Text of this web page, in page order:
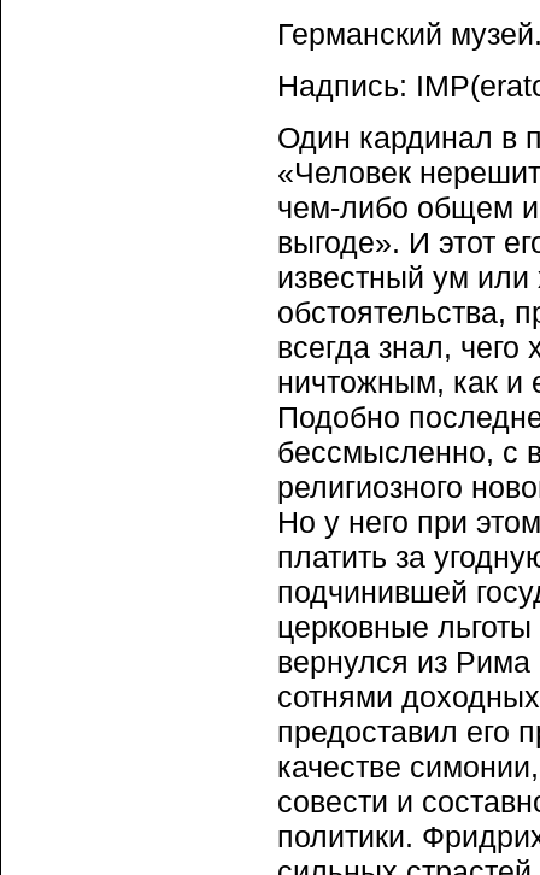
Германский
Надпись:
Один кардинал в
«Человек
чем-либо общем и
выгоде». И этот
известный ум или
обстоятельства,
всегда знал, чего
ничтожным, как и
Подобно
бессмысленно, с
религиозного
Но у него при
платить за
подчинившей
церковные
вернулся из
сотнями
предоставил его
качестве
совести и
политики.